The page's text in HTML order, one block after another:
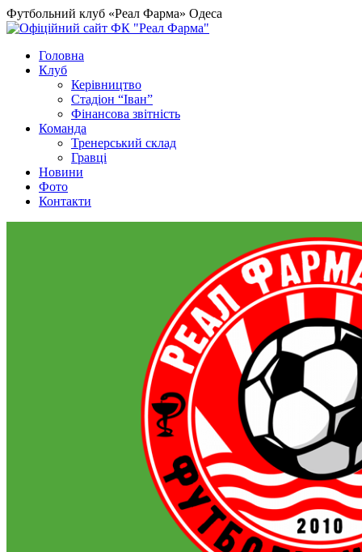
Футбольний клуб «Реал Фарма» Одеса
Головна
Клуб
Керівництво
Стадіон “Іван”
Фінансова звітність
Команда
Тренерський склад
Гравці
Новини
Фото
Контакти